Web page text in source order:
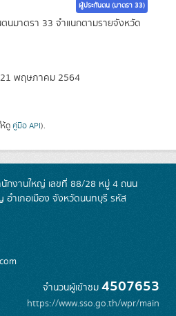
ผู้ประกันตน (มาตรา 33)
นมาตรา 33 จำแนกตามรายจังหวัด
พฤษภาคม 2564
ห้ดู คู่มือ API).
กงานใหญ่ เลขที่ 88/28 หมู่ 4 ถนน
ำเภอเมือง จังหวัดนนทบุรี รหัส
จำนวนผู้เข้าชม 4507653
https://www.sso.go.th/wpr/main